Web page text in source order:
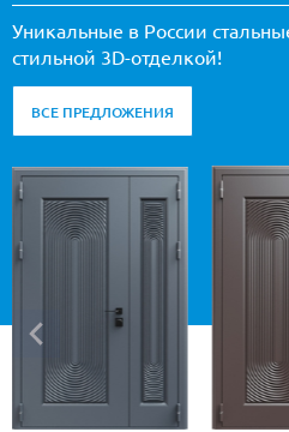
Уникальные в России
стильной 3D-отделкой!
ВСЕ ПРЕДЛОЖЕНИЯ